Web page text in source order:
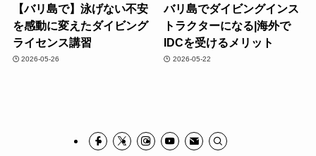
【バリ島で】泳げない不安
を感動に変えたダイビング
ライセンス講習
2026-05-26
バリ島でダイビングインス
トラクターになる|海外で
IDCを受けるメリット
2026-05-22